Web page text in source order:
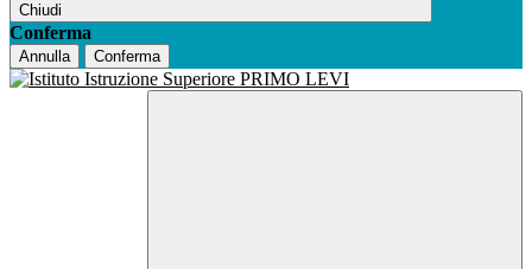
Chiudi
Conferma
Annulla Conferma